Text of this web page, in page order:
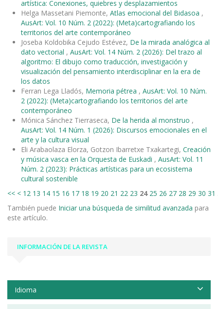
artística: Conexiones, quiebres y desplazamientos
Helga Massetani Piemonte, Atlas emocional del Bidasoa ,
AusArt: Vol. 10 Núm. 2 (2022): (Meta)cartografiando los
territorios del arte contemporáneo
Joseba Koldobika Cejudo Estévez, De la mirada analógica al
dato vectorial , AusArt: Vol. 14 Núm. 2 (2026): Del trazo al
algoritmo: El dibujo como traducción, investigación y
visualización del pensamiento interdisciplinar en la era de
los datos
Ferran Lega Lladós, Memoria pétrea , AusArt: Vol. 10 Núm.
2 (2022): (Meta)cartografiando los territorios del arte
contemporáneo
Mónica Sánchez Tierraseca, De la herida al monstruo ,
AusArt: Vol. 14 Núm. 1 (2026): Discursos emocionales en el
arte y la cultura visual
Eli Arabaolaza Elorza, Gotzon Ibarretxe Txakartegi, Creación
y música vasca en la Orquesta de Euskadi , AusArt: Vol. 11
Núm. 2 (2023): Prácticas artísticas para un ecosistema
cultural sostenible
<< < 12 13 14 15 16 17 18 19 20 21 22 23 24 25 26 27 28 29 30 31
También puede Iniciar una búsqueda de similitud avanzada para
este artículo.
INFORMACIÓN DE LA REVISTA
Idioma